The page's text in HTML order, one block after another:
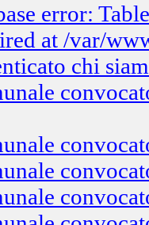
error:
at /var/
chi